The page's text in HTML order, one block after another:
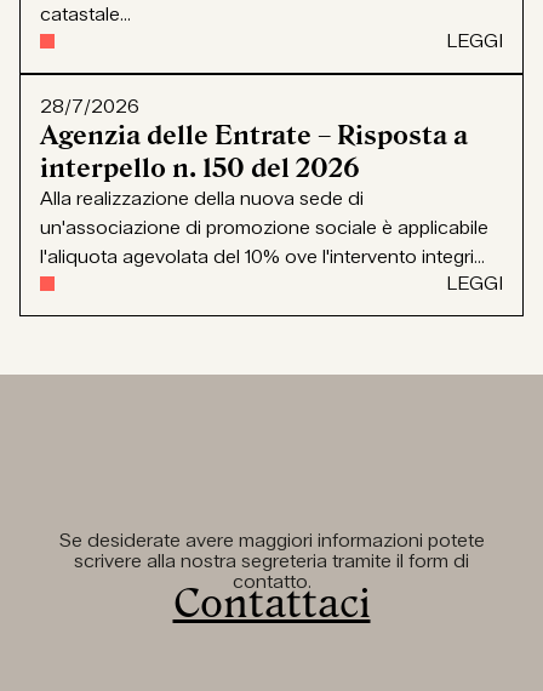
catastale...
LEGGI
28/7/2026
Agenzia delle Entrate – Risposta a
interpello n. 150 del 2026
Alla realizzazione della nuova sede di
un'associazione di promozione sociale è applicabile
l'aliquota agevolata del 10% ove l'intervento integri...
LEGGI
Se desiderate avere maggiori informazioni potete
scrivere alla nostra segreteria tramite il form di
contatto.
Contattaci